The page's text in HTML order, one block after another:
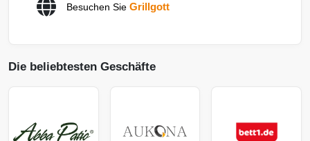
Besuchen Sie Grillgott
Die beliebtesten Geschäfte